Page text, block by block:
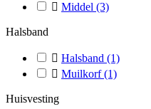
 Middel (3)
Halsband
 Halsband (1)
 Muilkorf(1)
Huisvesting